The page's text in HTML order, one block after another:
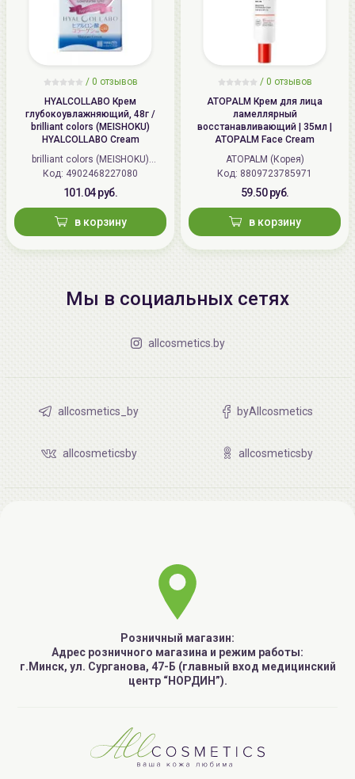
/ 0 отзывов
HYALCOLLABO Крем
глубокоувлажняющий, 48г /
brilliant colors (MEISHOKU)
HYALCOLLABO Cream
brilliant colors (MEISHOKU)
(Япония)
Код: 4902468227080
101.04 руб.
в корзину
/ 0 отзывов
ATOPALM Крем для лица
ламеллярный
восстанавливающий | 35мл |
ATOPALM Face Cream
ATOPALM (Корея)
Код: 8809723785971
59.50 руб.
в корзину
Мы в социальных сетях
allcosmetics.by
allcosmetics_by byAllcosmetics
allcosmeticsby allcosmeticsby
Розничный магазин:
Адрес розничного магазина и режим работы:
г.Минск, ул. Сурганова, 47-Б (главный вход медицинский
центр “НОРДИН”).